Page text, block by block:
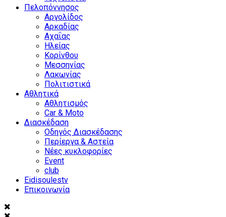
Πελοπόννησος
Αργολίδος
Αρκαδίας
Αχαΐας
Ηλείας
Κορίνθου
Μεσσηνίας
Λακωνίας
Πολιτιστικά
Αθλητικά
Αθλητισμός
Car & Moto
Διασκέδαση
Οδηγός Διασκέδασης
Περίεργα & Αστεία
Νέες κυκλοφορίες
Event
club
Eidisoulestv
Επικοινωνία